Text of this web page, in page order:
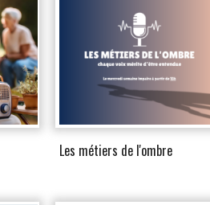
Les métiers de l'ombre